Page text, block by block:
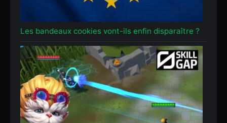
Les bandeaux cookies vont-ils enfin disparaître ?